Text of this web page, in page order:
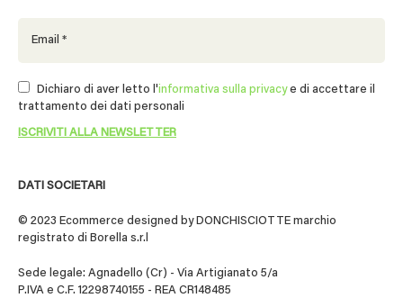
DATI SOCIETARI
© 2023 Ecommerce designed by DONCHISCIOTTE marchio
registrato di Borella s.r.l
Sede legale: Agnadello (Cr) - Via Artigianato 5/a
P.IVA e C.F. 12298740155 - REA CR148485
Dichiaro di aver letto l'informativa sulla privacye di accettare il
trattamento dei dati personali